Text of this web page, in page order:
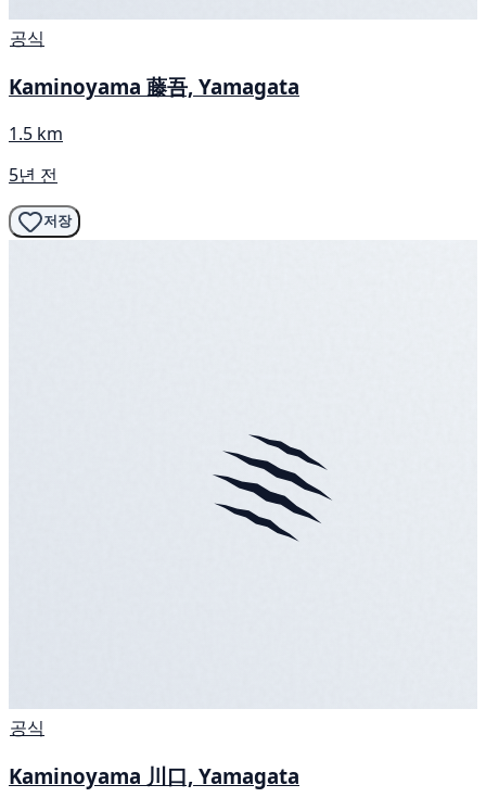
공식
Kaminoyama 藤吾, Yamagata
1.5 km
5년 전
저장
공식
Kaminoyama 川口, Yamagata